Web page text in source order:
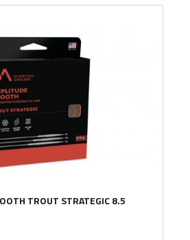
TROUT STRATEGIC 8.5